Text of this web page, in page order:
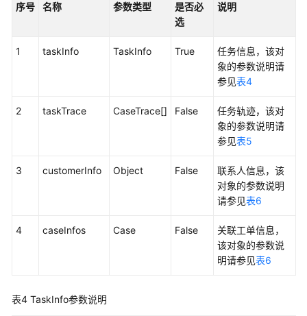
概
心
接
动
呼
序号 名称 参数类型
是否必
选
说明
1 taskInfo TaskInfo True
任务信息，该对
象的参数说明请
参见表4
2 taskTrace CaseTrace[] False
任务轨迹，该对
象的参数说明请
参见表5
3 customerInfo Object False
联系人信息，该
对象的参数说明
请参见表6
4 caseInfos Case False
关联工单信息，
该对象的参数说
明请参见表6
表4 TaskInfo参数说明